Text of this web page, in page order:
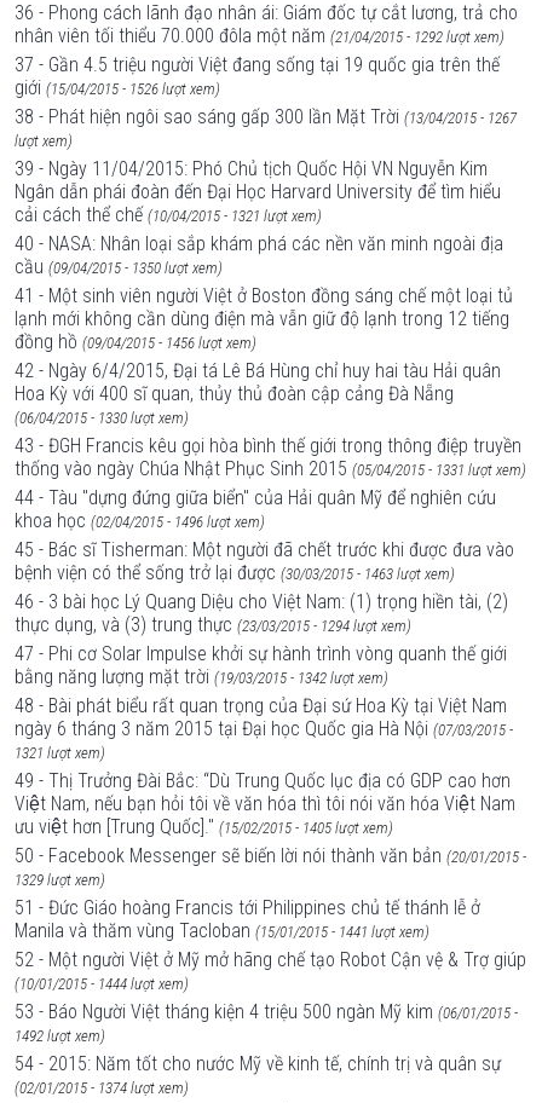
36 - Phong cách lãnh đạo nhân ái: Giám đốc tự cắt lương, trả cho
nhân viên tối thiểu 70.000 đôla một năm (21/04/2015 - 1292 lượt xem)
37 - Gần 4.5 triệu người Việt đang sống tại 19 quốc gia trên thế
giới (15/04/2015 - 1526 lượt xem)
38 - Phát hiện ngôi sao sáng gấp 300 lần Mặt Trời (13/04/2015 - 1267
lượt xem)
39 - Ngày 11/04/2015: Phó Chủ tịch Quốc Hội VN Nguyễn Kim
Ngân dẫn phái đoàn đến Đại Học Harvard University để tìm hiểu
cải cách thể chế (10/04/2015 - 1321 lượt xem)
40 - NASA: Nhân loại sắp khám phá các nền văn minh ngoài địa
cầu (09/04/2015 - 1350 lượt xem)
41 - Một sinh viên người Việt ở Boston đồng sáng chế một loại tủ
lạnh mới không cần dùng điện mà vẫn giữ độ lạnh trong 12 tiếng
đồng hồ (09/04/2015 - 1456 lượt xem)
42 - Ngày 6/4/2015, Đại tá Lê Bá Hùng chỉ huy hai tàu Hải quân
Hoa Kỳ với 400 sĩ quan, thủy thủ đoàn cập cảng Đà Nẵng
(06/04/2015 - 1330 lượt xem)
43 - ĐGH Francis kêu gọi hòa bình thế giới trong thông điệp truyền
thống vào ngày Chúa Nhật Phục Sinh 2015 (05/04/2015 - 1331 lượt xem)
44 - Tàu "dựng đứng giữa biển" của Hải quân Mỹ để nghiên cứu
khoa học (02/04/2015 - 1496 lượt xem)
45 - Bác sĩ Tisherman: Một người đã chết trước khi được đưa vào
bệnh viện có thể sống trở lại được (30/03/2015 - 1463 lượt xem)
46 - 3 bài học Lý Quang Diệu cho Việt Nam: (1) trọng hiền tài, (2)
thực dụng, và (3) trung thực (23/03/2015 - 1294 lượt xem)
47 - Phi cơ Solar Impulse khởi sự hành trình vòng quanh thế giới
bằng năng lượng mặt trời (19/03/2015 - 1342 lượt xem)
48 - Bài phát biểu rất quan trọng của Đại sứ Hoa Kỳ tại Việt Nam
ngày 6 tháng 3 năm 2015 tại Đại học Quốc gia Hà Nội (07/03/2015 -
1321 lượt xem)
49 - Thị Trưởng Đài Bắc: “Dù Trung Quốc lục địa có GDP cao hơn
Việt Nam, nếu bạn hỏi tôi về văn hóa thì tôi nói văn hóa Việt Nam
ưu việt hơn [Trung Quốc]." (15/02/2015 - 1405 lượt xem)
50 - Facebook Messenger sẽ biến lời nói thành văn bản (20/01/2015 -
1329 lượt xem)
51 - Đức Giáo hoàng Francis tới Philippines chủ tế thánh lễ ở
Manila và thăm vùng Tacloban (15/01/2015 - 1441 lượt xem)
52 - Một người Việt ở Mỹ mở hãng chế tạo Robot Cận vệ & Trợ giúp
(10/01/2015 - 1444 lượt xem)
53 - Báo Người Việt tháng kiện 4 triệu 500 ngàn Mỹ kim (06/01/2015 -
1492 lượt xem)
54 - 2015: Năm tốt cho nước Mỹ về kinh tế, chính trị và quân sự
(02/01/2015 - 1374 lượt xem)